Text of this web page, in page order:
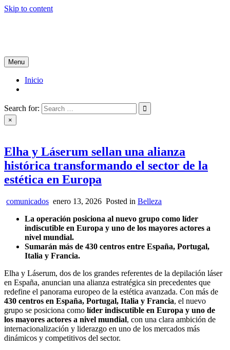
Skip to content
Menu
Inicio
Search for:
×
Elha y Láserum sellan una alianza
histórica transformando el sector de la
estética en Europa
comunicados enero 13, 2026 Posted in Belleza
La operación posiciona al nuevo grupo como líder
indiscutible en Europa y uno de los mayores actores a
nivel mundial.
Sumarán más de 430 centros entre España, Portugal,
Italia y Francia.
Elha y Láserum, dos de los grandes referentes de la depilación láser
en España, anuncian una alianza estratégica sin precedentes que
redefine el panorama europeo de la estética avanzada. Con más de
430 centros en España, Portugal, Italia y Francia, el nuevo
grupo se posiciona como líder indiscutible en Europa y uno de
los mayores actores a nivel mundial, con una clara ambición de
internacionalización y liderazgo en uno de los mercados más
dinámicos y competitivos del sector.